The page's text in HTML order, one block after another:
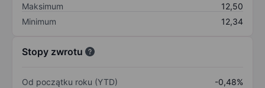
Maksimum
12,50
Minimum
12,34
Stopy zwrotu
Od początku roku (YTD)
-0,48%